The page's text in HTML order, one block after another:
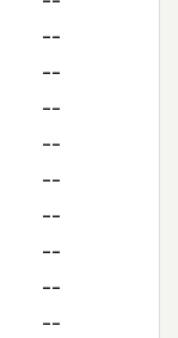
--
--
--
--
--
--
--
--
--